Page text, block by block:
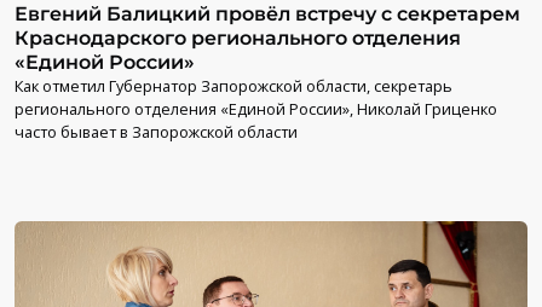
Евгений Балицкий провёл встречу с секретарем
Краснодарского регионального отделения
«Единой России»
Как отметил Губернатор Запорожской области, секретарь
регионального отделения «Единой России», Николай Гриценко
часто бывает в Запорожской области